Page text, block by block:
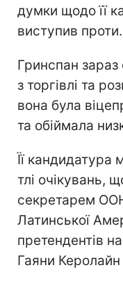
думки щодо її
виступив проти.
Гринспан
з торгівлі та
вона була
та обіймала
Її кандидатура
тлі очікувань,
секретарем
Латинської
претендентів
Гаяни Керолайн